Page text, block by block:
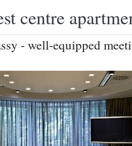
centre
- well-equipped